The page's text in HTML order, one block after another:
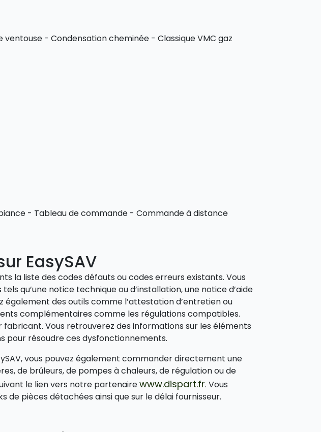
- Condensation cheminée - Classique VMC gaz
- Tableau de commande - Commande à distance
EasySAV
la liste des codes défauts ou codes erreurs existants. Vous
qu’une notice technique ou d’installation, une notice d’aide
des outils comme l’attestation d’entretien ou
complémentaires comme les régulations compatibles.
Vous retrouverez des informations sur les éléments
pour résoudre ces dysfonctionnements.
vous pouvez également commander directement une
de brûleurs, de pompes à chaleurs, de régulation ou de
le lien vers notre partenairewww.dispart.fr. Vous
pièces détachées ainsi que sur le délai fournisseur.